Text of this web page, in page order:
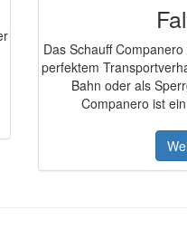
Das Schauff
perfektem
Bahn oder als
Companero ist